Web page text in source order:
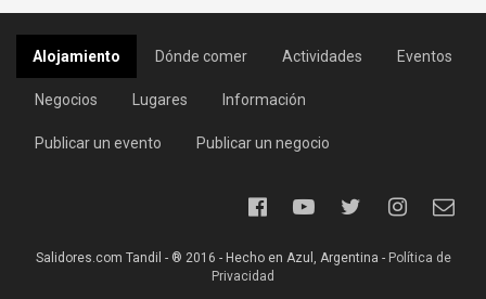
Alojamiento Dónde comer Actividades Eventos
Negocios Lugares Información
Publicar un evento Publicar un negocio
Salidores.com Tandil - ® 2016 - Hecho en Azul, Argentina - Política de
Privacidad